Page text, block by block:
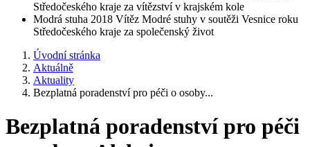
Středočeského kraje za vítězství v krajském kole
Modrá stuha 2018 Vítěz Modré stuhy v soutěži Vesnice roku
Středočeského kraje za společenský život
Úvodní stránka
Aktuálně
Aktuality
Bezplatná poradenství pro péči o osoby...
Bezplatná poradenství pro péči